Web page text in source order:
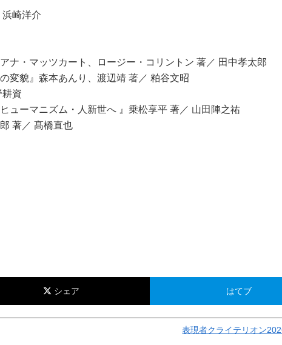
浜崎洋介
ナ・マッツカート、ロージー・コリントン 著／ 田中孝太郎
変貌』森本あんり、渡辺靖 著／ 粕谷文昭
耕資
ューマニズム・人新世へ 』乗松享平 著／ 山田陣之祐
著／ 髙橋直也
シェア はてブ
表現者クライテリオン